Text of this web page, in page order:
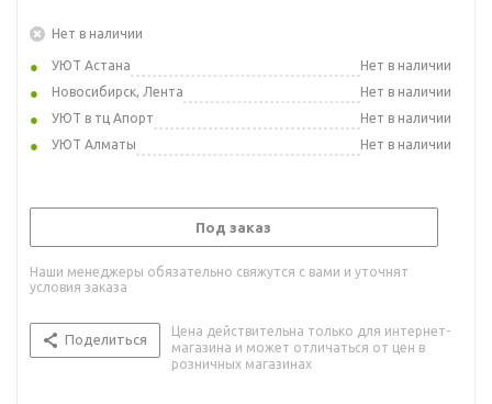
Нет в наличии
УЮТ Астана
Нет в наличии
Новосибирск, Лента
Нет в наличии
УЮТ в тц Апорт
Нет в наличии
УЮТ Алматы
Нет в наличии
Под заказ
Наши менеджеры обязательно свяжутся с вами и уточнят
условия заказа
Поделиться
Цена действительна только для интернет-
магазина и может отличаться от цен в
розничных магазинах